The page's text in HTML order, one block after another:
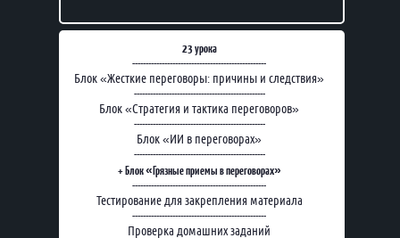
23 урока
--------------------------------------------------
Блок «Жесткие переговоры: причины и следствия»
-------------------------------------------------
Блок «Стратегия и тактика переговоров»
-------------------------------------------------
Блок «ИИ в переговорах»
-------------------------------------------------
+ Блок «Грязные приемы в переговорах»
--------------------------------------------------
Тестирование для закрепления материала
--------------------------------------------------
Проверка домашних заданий